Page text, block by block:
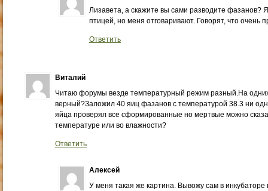
Лизавета, а скажите вы сами разводите фазанов?
птицей, но меня отговаривают. Говорят, что очень
Ответить
Виталий
Читаю форумы везде температурный режим разный.На
верный?Заложил 40 яиц фазанов с температурой 38.3 ни
яйца проверял все сформированные но мертвые можно
температуре или во влажности?
Ответить
Алексей
У меня такая же картина. Вывожу сам в